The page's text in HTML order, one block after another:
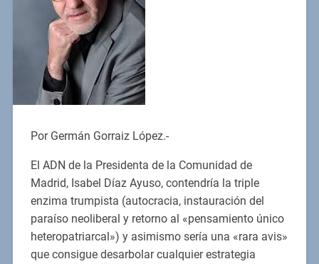
Por Germán Gorraiz López.-
El ADN de la Presidenta de la Comunidad de
Madrid, Isabel Díaz Ayuso, contendría la triple
enzima trumpista (autocracia, instauración del
paraíso neoliberal y retorno al «pensamiento único
heteropatriarcal») y asimismo sería una «rara avis»
que consigue desarbolar cualquier estrategia